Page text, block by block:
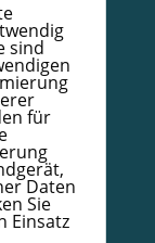
sind
für
Daten
Sie
Einsatz